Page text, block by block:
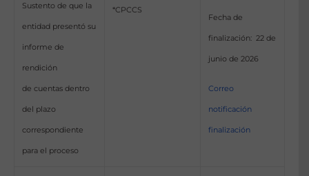
*CPCCS
Sustento de que la
entidad presentó su
informe de
rendición
de cuentas dentro
del plazo
correspondiente
para el proceso
Fecha de
finalización: 22 de
junio de 2026
Correo
notificación
finalización